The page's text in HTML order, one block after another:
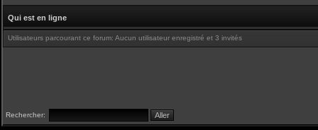
Qui est en ligne
Utilisateurs parcourant ce forum: Aucun utilisateur enregistré et 3 invités
Rechercher: